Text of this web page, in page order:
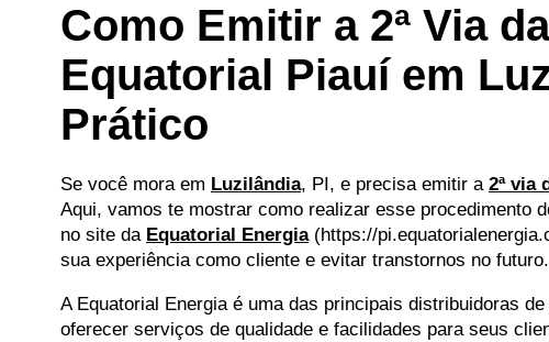
Como Emitir a 2ª Via
Equatorial Piauí em
Prático
Se você mora em Luzilândia, PI, e precisa emitir a 2ª via
Aqui, vamos te mostrar como realizar esse procedimento
no site da Equatorial Energia(https://
sua experiência como cliente e evitar transtornos no futuro.
A Equatorial Energia é uma das principais distribuidoras
oferecer serviços de qualidade e facilidades para seus